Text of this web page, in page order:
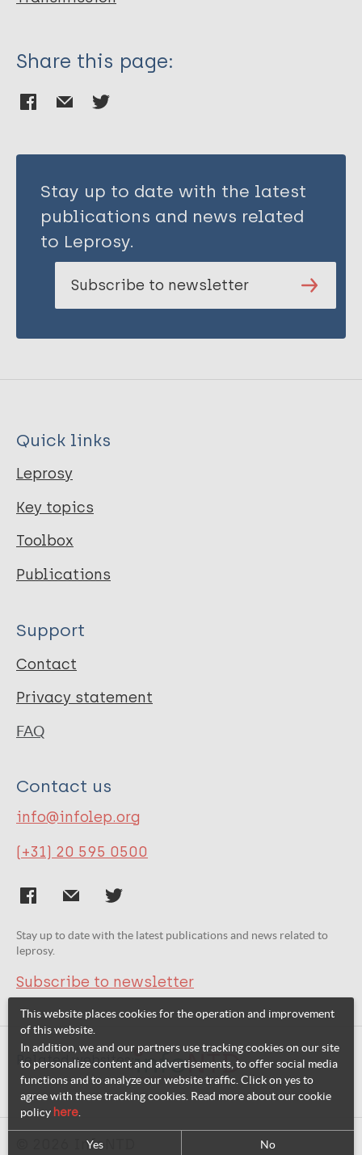
Share this page:
Stay up to date with the latest
publications and news related
to Leprosy.
Subscribe to newsletter
Quick links
Leprosy
Key topics
Toolbox
Publications
Support
Contact
Privacy statement
FAQ
Contact us
info@infolep.org
(+31) 20 595 0500
Stay up to date with the latest publications and news related to
leprosy.
Subscribe to newsletter
Related websites:
© 2026 InfoNTD
This website places cookies for the operation and improvement
of this website.
In addition, we and our partners use tracking cookies on our site
to personalize content and advertisements, to offer social media
functions and to analyze our website traffic. Click on yes to
agree with these tracking cookies. Read more about our cookie
policy here
Yes No